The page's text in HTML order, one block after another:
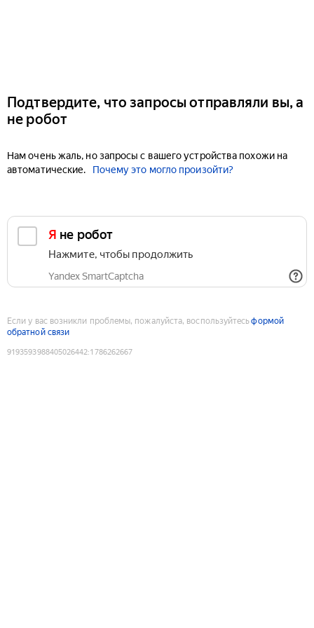
Подтвердите, что запросы отправляли вы, а
не робот
Нам очень жаль, но запросы с вашего устройства похожи на
автоматические.
Почему это могло произойти?
Я не робот
Нажмите, чтобы продолжить
Yandex SmartCaptcha
Если у вас возникли проблемы, пожалуйста, воспользуйтесьформой
обратной связи
9193593988405026442:1786262667